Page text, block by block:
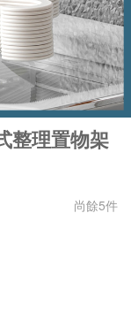
整理置物架
尚餘5件